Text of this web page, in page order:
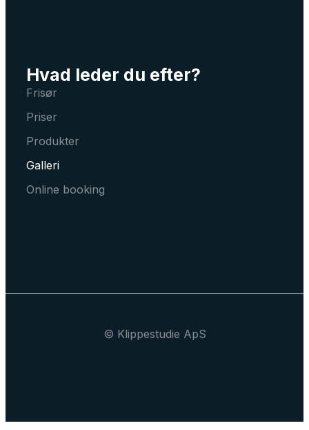
Hvad leder du efter?
Frisør
Priser
Produkter
Galleri
Online booking
© Klippestudie ApS